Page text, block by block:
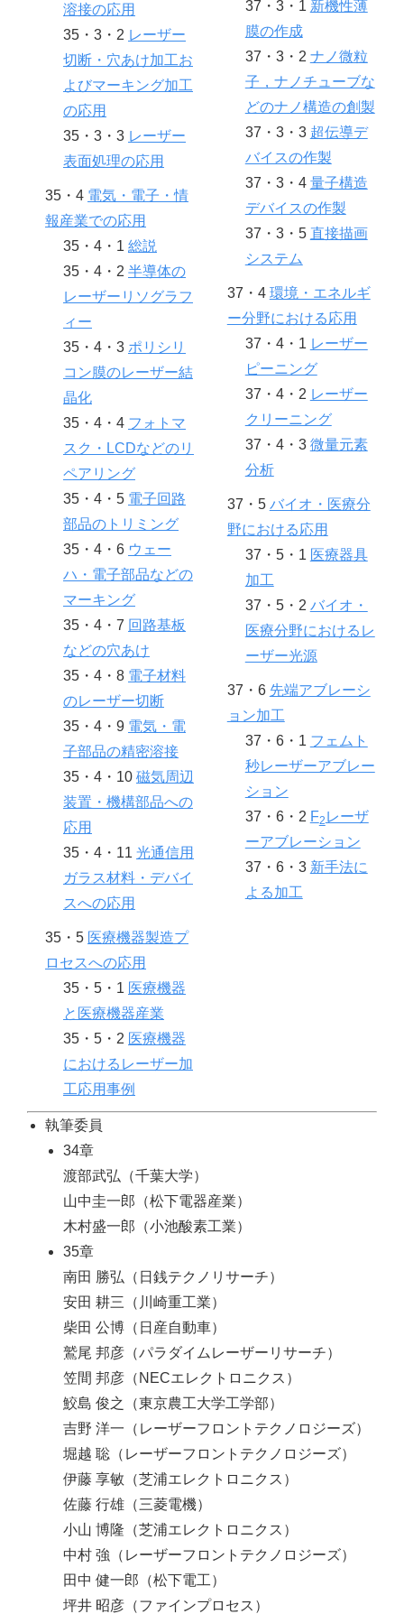
溶接の応用
35・3・2 レーザー
切断・穴あけ加工お
よびマーキング加工
の応用
35・3・3 レーザー
表面処理の応用
35・4 電気・電子・情
報産業での応用
35・4・1 総説
35・4・2 半導体の
レーザーリソグラフ
ィー
35・4・3 ポリシリ
コン膜のレーザー結
晶化
35・4・4 フォトマ
スク・LCDなどのリ
ペアリング
35・4・5 電子回路
部品のトリミング
35・4・6 ウェー
ハ・電子部品などの
マーキング
35・4・7 回路基板
などの穴あけ
35・4・8 電子材料
のレーザー切断
35・4・9 電気・電
子部品の精密溶接
35・4・10 磁気周辺
装置・機構部品への
応用
35・4・11 光通信用
ガラス材料・デバイ
スへの応用
35・5 医療機器製造プ
ロセスへの応用
35・5・1 医療機器
と医療機器産業
35・5・2 医療機器
におけるレーザー加
工応用事例
37・3・1 新機性薄
膜の作成
37・3・2 ナノ微粒
子，ナノチューブな
どのナノ構造の創製
37・3・3 超伝導デ
バイスの作製
37・3・4 量子構造
デバイスの作製
37・3・5 直接描画
システム
37・4 環境・エネルギ
ー分野における応用
37・4・1 レーザー
ピーニング
37・4・2 レーザー
クリーニング
37・4・3 微量元素
分析
37・5 バイオ・医療分
野における応用
37・5・1 医療器具
加工
37・5・2 バイオ・
医療分野におけるレ
ーザー光源
37・6 先端アブレーシ
ョン加工
37・6・1 フェムト
秒レーザーアブレー
ション
37・6・2 F2レーザ
ーアブレーション
37・6・3 新手法に
よる加工
執筆委員
34章
渡部武弘（千葉大学）
山中圭一郎（松下電器産業）
木村盛一郎（小池酸素工業）
35章
南田 勝弘（日銭テクノリサーチ）
安田 耕三（川崎重工業）
柴田 公博（日産自動車）
鷲尾 邦彦（パラダイムレーザーリサーチ）
笠間 邦彦（NECエレクトロニクス）
鮫島 俊之（東京農工大学工学部）
吉野 洋一（レーザーフロントテクノロジーズ）
堀越 聡（レーザーフロントテクノロジーズ）
伊藤 享敏（芝浦エレクトロニクス）
佐藤 行雄（三菱電機）
小山 博隆（芝浦エレクトロニクス）
中村 強（レーザーフロントテクノロジーズ）
田中 健一郎（松下電工）
坪井 昭彦（ファインプロセス）